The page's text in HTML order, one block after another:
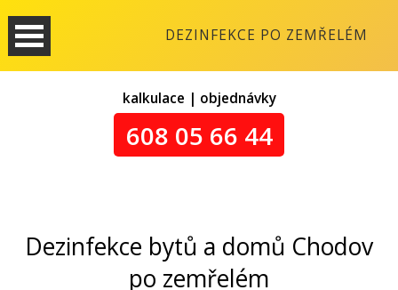
DEZINFEKCE PO ZEMŘELÉM
kalkulace | objednávky
608 05 66 44
Dezinfekce bytů a domů Chodov
po zemřelém